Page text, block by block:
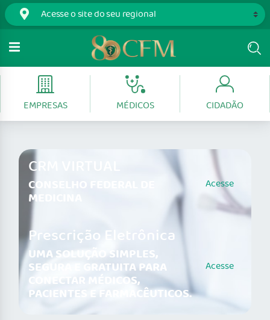
EMPRESAS MÉDICOS CIDADÃO
CRM VIRTUAL
CONSELHO FEDERAL DE
MEDICINA
Acesse
Prescrição Eletrônica
UMA SOLUÇÃO SIMPLES,
SEGURA E GRATUITA PARA
CONECTAR MÉDICOS,
PACIENTES E FARMACÊUTICOS.
Acesse